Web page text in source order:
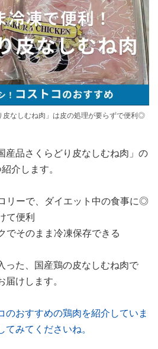
皮なしむね肉」は皮の処理が要らずで便利◎
産品さくらどり皮なしむね肉」の
介します。
リーで、ダイエット中の食事に◎
て便利
でそのまま冷凍保存できる
った、国産鶏の皮なしむね肉で
けします。
のおすすめの鶏肉を紹介していま
みてくださいね。